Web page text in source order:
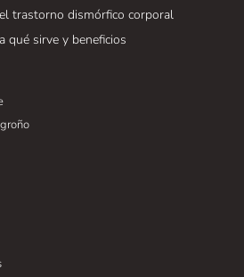
trastorno dismórfico corporal
qué sirve y beneficios